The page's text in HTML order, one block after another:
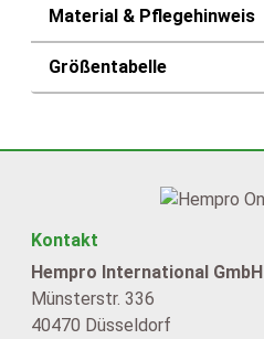
Material & Pflegehinweis
Größentabelle
Kontakt
Hempro International GmbH
Münsterstr. 336
40470 Düsseldorf